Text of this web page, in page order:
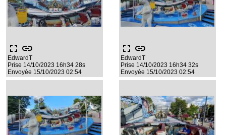
fullscreen link
EdwardT
Prise 14/10/2023 16h34 28s
Envoyée 15/10/2023 02:54
fullscreen link
EdwardT
Prise 14/10/2023 16h34 32s
Envoyée 15/10/2023 02:54